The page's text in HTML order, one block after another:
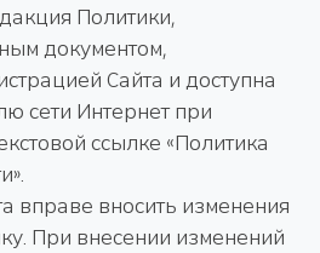
Политики,
документом,
Сайта и доступна
сети Интернет при
ссылке «Политика
вправе вносить изменения
При внесении изменений